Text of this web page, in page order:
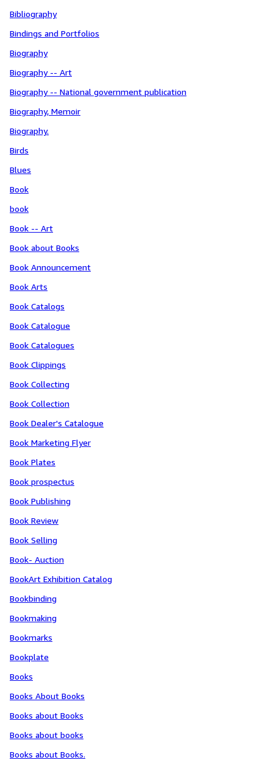
Bibliography
Bindings and Portfolios
Biography
Biography -- Art
Biography -- National government publication
Biography, Memoir
Biography.
Birds
Blues
Book
book
Book -- Art
Book about Books
Book Announcement
Book Arts
Book Catalogs
Book Catalogue
Book Catalogues
Book Clippings
Book Collecting
Book Collection
Book Dealer's Catalogue
Book Marketing Flyer
Book Plates
Book prospectus
Book Publishing
Book Review
Book Selling
Book- Auction
BookArt Exhibition Catalog
Bookbinding
Bookmaking
Bookmarks
Bookplate
Books
Books About Books
Books about Books
Books about books
Books about Books.